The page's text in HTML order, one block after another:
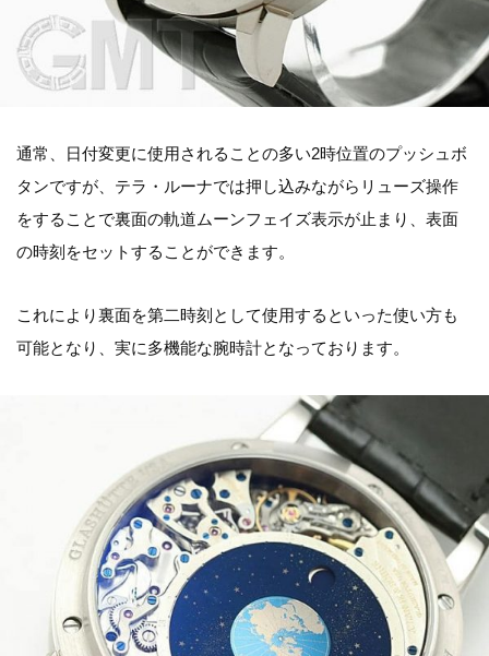
通常、日付変更に使用されることの多い2時位置のプッシュボ
タンですが、テラ・ルーナでは押し込みながらリューズ操作
をすることで裏面の軌道ムーンフェイズ表示が止まり、表面
の時刻をセットすることができます。
これにより裏面を第二時刻として使用するといった使い方も
可能となり、実に多機能な腕時計となっております。